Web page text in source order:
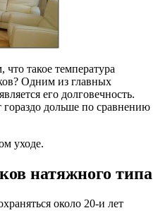
что такое температура
Одним из главных
его долговечность.
дольше по сравнению
уходе.
натяжного типа